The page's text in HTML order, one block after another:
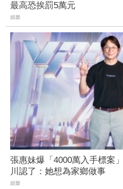
最高恐挨罰5萬元
娛樂
張惠妹爆「4000萬入手標案
川認了：她想為家鄉做事
娛樂